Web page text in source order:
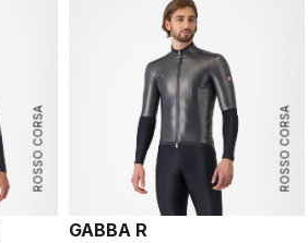
ROSSO CORSA ROSSO CORSA
GABBA R